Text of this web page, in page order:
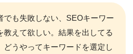
でも失敗しない、SEOキーワー
教えて欲しい。結果を出してる
どうやってキーワードを選定し